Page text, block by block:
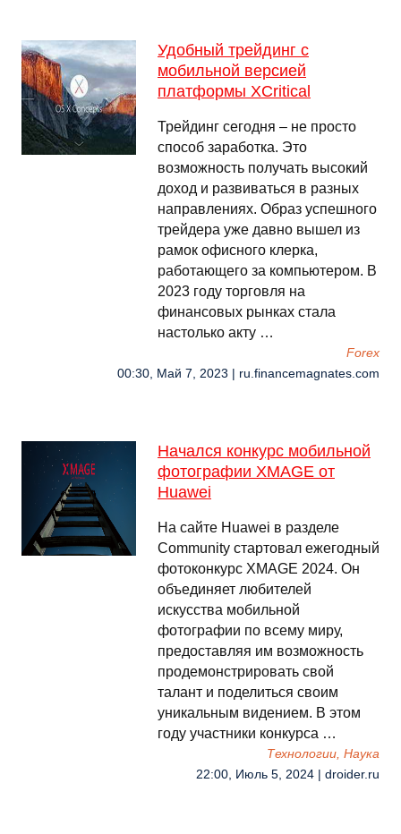
Удобный трейдинг с
мобильной версией
платформы XCritical
Трейдинг сегодня – не просто
способ заработка. Это
возможность получать высокий
доход и развиваться в разных
направлениях. Образ успешного
трейдера уже давно вышел из
рамок офисного клерка,
работающего за компьютером. В
2023 году торговля на
финансовых рынках стала
настолько акту …
Forex
00:30, Май 7, 2023 | ru.financemagnates.com
Начался конкурс мобильной
фотографии XMAGE от
Huawei
На сайте Huawei в разделе
Community стартовал ежегодный
фотоконкурс XMAGE 2024. Он
объединяет любителей
искусства мобильной
фотографии по всему миру,
предоставляя им возможность
продемонстрировать свой
талант и поделиться своим
уникальным видением. В этом
году участники конкурса …
Технологии, Наука
22:00, Июль 5, 2024 | droider.ru